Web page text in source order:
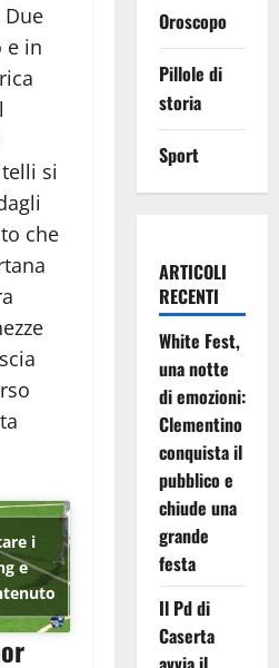
e in
si
che
i
e
Oroscopo
Pillole di
storia
Sport
ARTICOLI
RECENTI
White Fest,
una notte
di emozioni:
Clementino
conquista il
pubblico e
chiude una
grande
festa
Il Pd di
Caserta